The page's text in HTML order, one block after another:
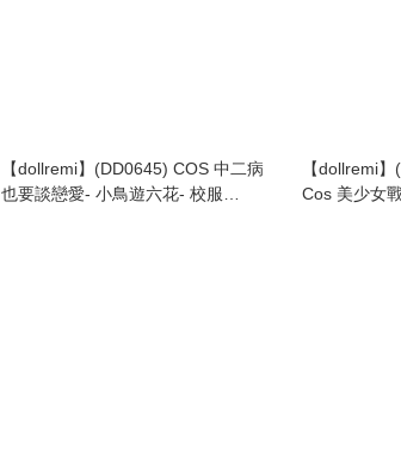
【dollremi】(DD0645) COS 中二病
也要談戀愛- 小鳥遊六花- 校服
【dollremi
Cos 美少女